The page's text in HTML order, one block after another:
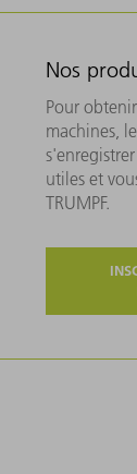
Nos
Pour
machines,
utiles et
TRUMPF.